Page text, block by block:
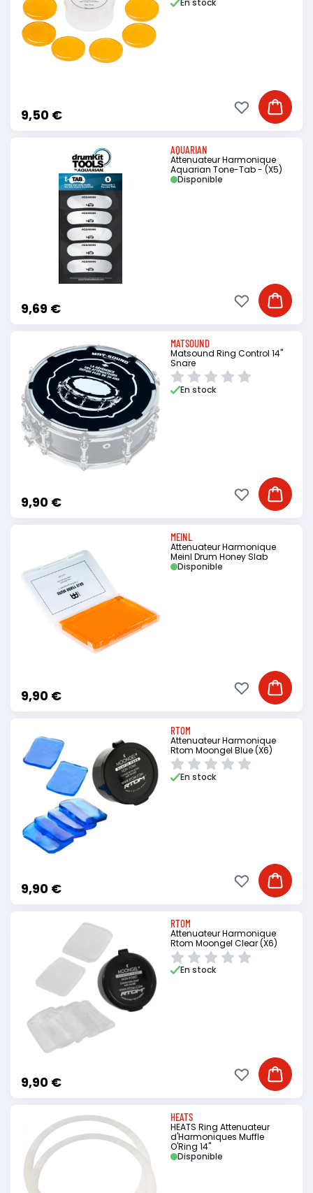
9,50 € Ajouter
Ajouter à ma
AQUARIAN
Attenuateur Harmonique
Aquarian Tone-Tab - (X5)
9,69 €
Disponible
Ajouter
Ajouter à ma
MATSOUND
Matsound Ring Control 14"
Snare
9,90 €
En stock
Ajouter
Ajouter à ma
MEINL
Attenuateur Harmonique
Meinl Drum Honey Slab
9,90 €
Disponible
Ajouter
Ajouter à ma
RTOM
Attenuateur Harmonique
Rtom Moongel Blue (X6)
9,90 €
En stock
Ajouter
Ajouter à ma
RTOM
Attenuateur Harmonique
Rtom Moongel Clear (X6)
9,90 €
En stock
Ajouter
Ajouter à ma
HEATS
HEATS Ring Attenuateur
d'Harmoniques Muffle
O'Ring 14"
Disponible